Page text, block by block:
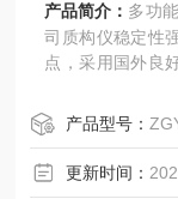
产品简介： 多功
司质构仪稳定性
点，采用国外良
测试，也非常适
域包括食品、农
草、化工和材料
可以通过物理按
产品型号：
更新时间：